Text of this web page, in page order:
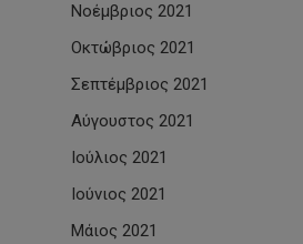
Νοέμβριος 2021
Οκτώβριος 2021
Σεπτέμβριος 2021
Αύγουστος 2021
Ιούλιος 2021
Ιούνιος 2021
Μάιος 2021